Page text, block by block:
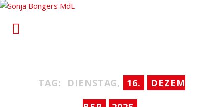
Sonja Bongers MdL
TAG: DIENSTAG, 16.
DEZEM